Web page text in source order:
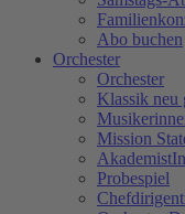
Abo buchen
Orchester
Orchester
Klassik neu
Mission
Probespiel